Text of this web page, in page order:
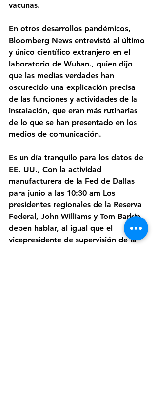
vacunas.
En otros desarrollos pandémicos,
Bloomberg News entrevistó al último
y único científico extranjero en el
laboratorio de Wuhan., quien dijo
que las medias verdades han
oscurecido una explicación precisa
de las funciones y actividades de la
instalación, que eran más rutinarias
de lo que se han presentado en los
medios de comunicación.
Es un día tranquilo para los datos de
EE. UU., Con la actividad
manufacturera de la Fed de Dallas
para junio a las 10:30 am Los
presidentes regionales de la Reserva
Federal, John Williams y Tom Barkin,
deben hablar, al igual que el
vicepresidente de supervisión de la